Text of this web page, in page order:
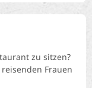
zu sitzen?
Frauen